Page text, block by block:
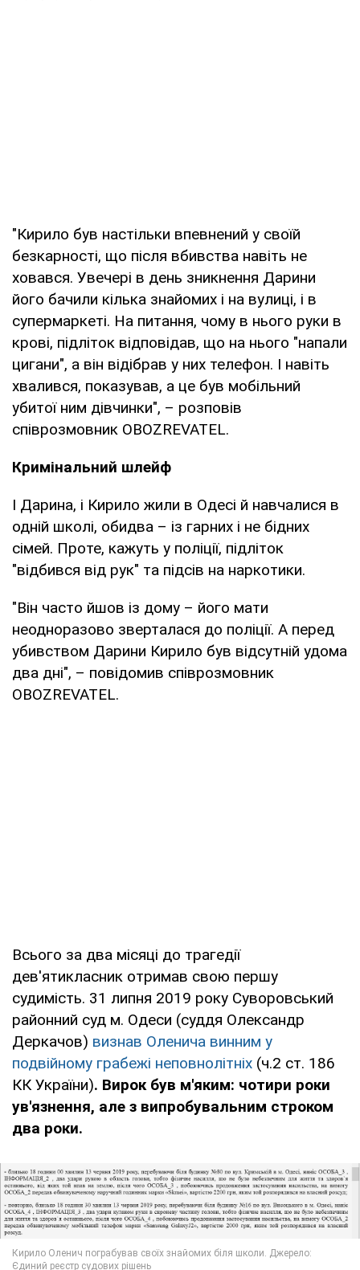
"Кирило був настільки впевнений у своїй
безкарності, що після вбивства навіть не
ховався. Увечері в день зникнення Дарини
його бачили кілька знайомих і на вулиці, і в
супермаркеті. На питання, чому в нього руки в
крові, підліток відповідав, що на нього "напали
цигани", а він відібрав у них телефон. І навіть
хвалився, показував, а це був мобільний
убитої ним дівчинки", – розповів
співрозмовник OBOZREVATEL.
Кримінальний шлейф
І Дарина, і Кирило жили в Одесі й навчалися в
одній школі, обидва – із гарних і не бідних
сімей. Проте, кажуть у поліції, підліток
"відбився від рук" та підсів на наркотики.
"Він часто йшов із дому – його мати
неодноразово зверталася до поліції. А перед
убивством Дарини Кирило був відсутній удома
два дні", – повідомив співрозмовник
OBOZREVATEL.
Всього за два місяці до трагедії
дев'ятикласник отримав свою першу
судимість. 31 липня 2019 року Суворовський
районний суд м. Одеси (суддя Олександр
Деркачов) визнав Оленича винним у
подвійному грабежі неповнолітніх (ч.2 ст. 186
КК України). Вирок був м'яким: чотири роки
ув'язнення, але з випробувальним строком
два роки.